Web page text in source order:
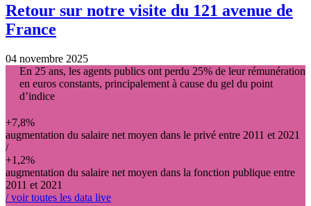
Retour sur notre visite du 121 avenue de
France
04 novembre 2025
En 25 ans, les agents publics ont perdu 25% de leur rémunération
en euros constants, principalement à cause du gel du point
d’indice
+7,8%
augmentation du salaire net moyen dans le privé entre 2011 et 2021
/
+1,2%
augmentation du salaire net moyen dans la fonction publique entre
2011 et 2021
/ voir toutes les data live